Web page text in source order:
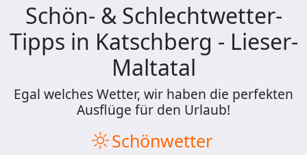
Schön- & Schlechtwetter-
Tipps in Katschberg - Lieser-
Maltatal
Egal welches Wetter, wir haben die perfekten
Ausflüge für den Urlaub!
Schönwetter